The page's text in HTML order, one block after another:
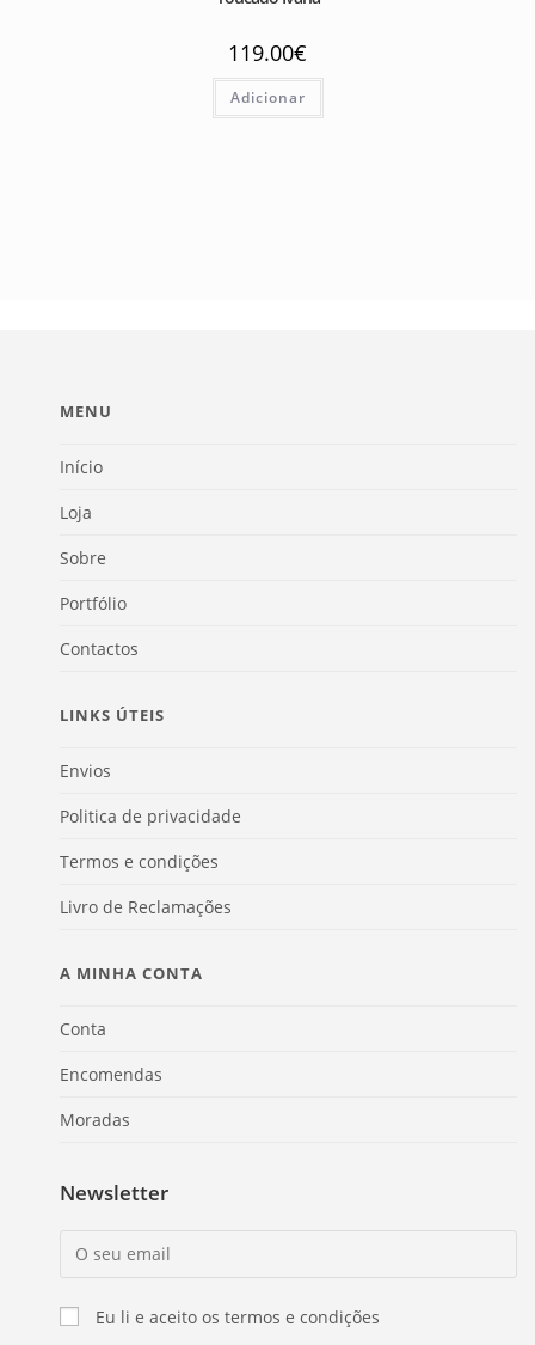
119.00€
Adicionar
MENU
Início
Loja
Sobre
Portfólio
Contactos
LINKS ÚTEIS
Envios
Politica de privacidade
Termos e condições
Livro de Reclamações
A MINHA CONTA
Conta
Encomendas
Moradas
Newsletter
Eu li e aceito os termos e condições